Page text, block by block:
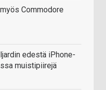
Commodore
edestä iPhone-
muistipiirejä